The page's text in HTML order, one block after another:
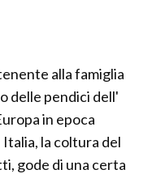
alla famiglia
delle pendici dell'
in epoca
Italia, la coltura del
gode di una certa